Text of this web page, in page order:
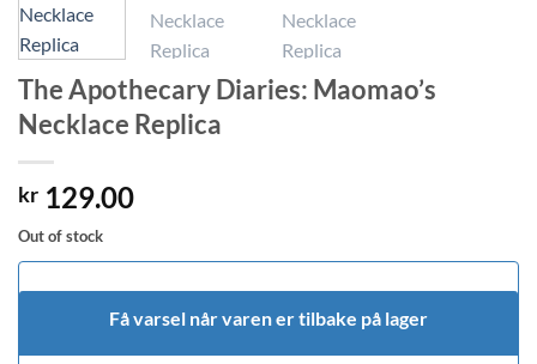
The Apothecary Diaries: Maomao’s
Necklace Replica
kr 129.00
Out of stock
Få varsel når varen er tilbake på lager